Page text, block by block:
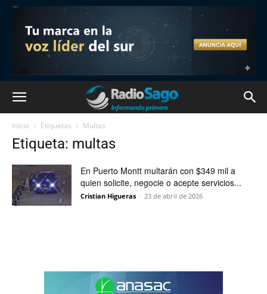
Inicio Etiquetas Multas
Etiqueta: multas
En Puerto Montt multarán con $349 mil a
quien solicite, negocie o acepte servicios...
Cristian Higueras - 23 de abril de 2026